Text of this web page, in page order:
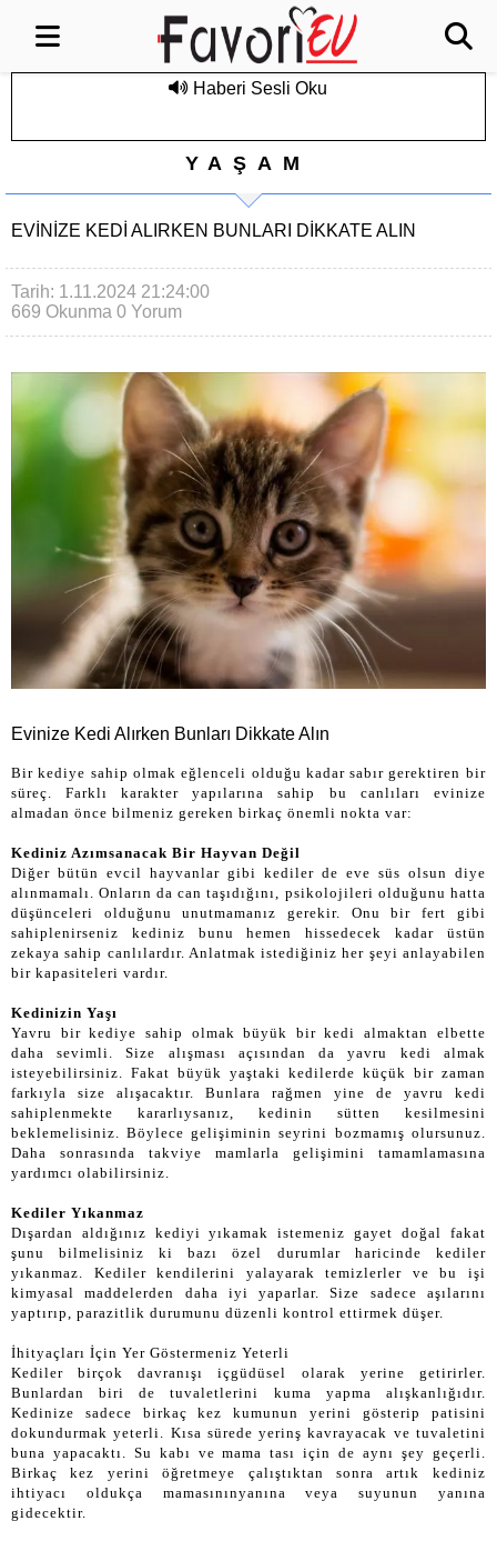
Haberi Sesli Oku
YAŞAM
EVINIZE KEDI ALIRKEN BUNLARI DIKKATE ALIN
Tarih: 1.11.2024 21:24:00
669 Okunma 0 Yorum
Evinize Kedi Alırken Bunları Dikkate Alın
Bir kediye sahip olmak eğlenceli olduğu kadar sabır gerektiren bir
süreç. Farklı karakter yapılarına sahip bu canlıları evinize
almadan önce bilmeniz gereken birkaç önemli nokta var:
Kediniz Azımsanacak Bir Hayvan Değil
Diğer bütün evcil hayvanlar gibi kediler de eve süs olsun diye
alınmamalı. Onların da can taşıdığını, psikolojileri olduğunu hatta
düşünceleri olduğunu unutmamanız gerekir. Onu bir fert gibi
sahiplenirseniz kediniz bunu hemen hissedecek kadar üstün
zekaya sahip canlılardır. Anlatmak istediğiniz her şeyi anlayabilen
bir kapasiteleri vardır.
Kedinizin Yaşı
Yavru bir kediye sahip olmak büyük bir kedi almaktan elbette
daha sevimli. Size alışması açısından da yavru kedi almak
isteyebilirsiniz. Fakat büyük yaştaki kedilerde küçük bir zaman
farkıyla size alışacaktır. Bunlara rağmen yine de yavru kedi
sahiplenmekte kararlıysanız, kedinin sütten kesilmesini
beklemelisiniz. Böylece gelişiminin seyrini bozmamış olursunuz.
Daha sonrasında takviye mamlarla gelişimini tamamlamasına
yardımcı olabilirsiniz.
Kediler Yıkanmaz
Dışardan aldığınız kediyi yıkamak istemeniz gayet doğal fakat
şunu bilmelisiniz ki bazı özel durumlar haricinde kediler
yıkanmaz. Kediler kendilerini yalayarak temizlerler ve bu işi
kimyasal maddelerden daha iyi yaparlar. Size sadece aşılarını
yaptırıp, parazitlik durumunu düzenli kontrol ettirmek düşer.
İhityaçları İçin Yer Göstermeniz Yeterli
Kediler birçok davranışı içgüdüsel olarak yerine getirirler.
Bunlardan biri de tuvaletlerini kuma yapma alışkanlığıdır.
Kedinize sadece birkaç kez kumunun yerini gösterip patisini
dokundurmak yeterli. Kısa sürede yerinş kavrayacak ve tuvaletini
buna yapacaktı. Su kabı ve mama tası için de aynı şey geçerli.
Birkaç kez yerini öğretmeye çalıştıktan sonra artık kediniz
ihtiyacı oldukça mamasınınyanına veya suyunun yanına
gidecektir.